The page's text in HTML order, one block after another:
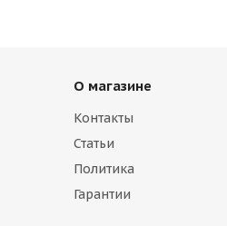
О магазине
Контакты
Статьи
Политика
Гарантии